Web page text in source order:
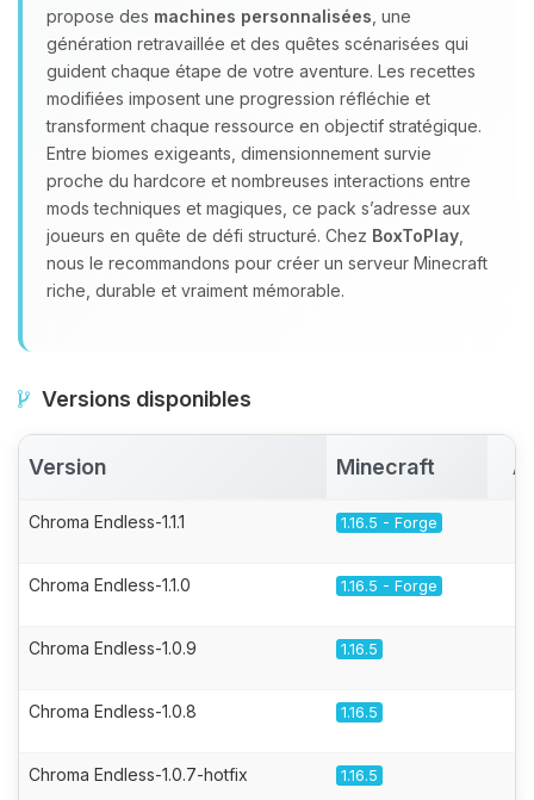
propose des machines personnalisées , une
génération retravaillée et des quêtes scénarisées qui
guident chaque étape de votre aventure. Les recettes
modifiées imposent une progression réfléchie et
transforment chaque ressource en objectif stratégique.
Entre biomes exigeants, dimensionnement survie
proche du hardcore et nombreuses interactions entre
mods techniques et magiques, ce pack s’adresse aux
joueurs en quête de défi structuré. Chez BoxToPlay
nous le recommandons pour créer un serveur Minecraft
riche, durable et vraiment mémorable.
Versions disponibles
Version Minecraft
Chroma Endless-1.1.1 1.16.5 - Forge
Chroma Endless-1.1.0 1.16.5 - Forge
Chroma Endless-1.0.9 1.16.5
Chroma Endless-1.0.8 1.16.5
Chroma Endless-1.0.7-hotfix 1.16.5